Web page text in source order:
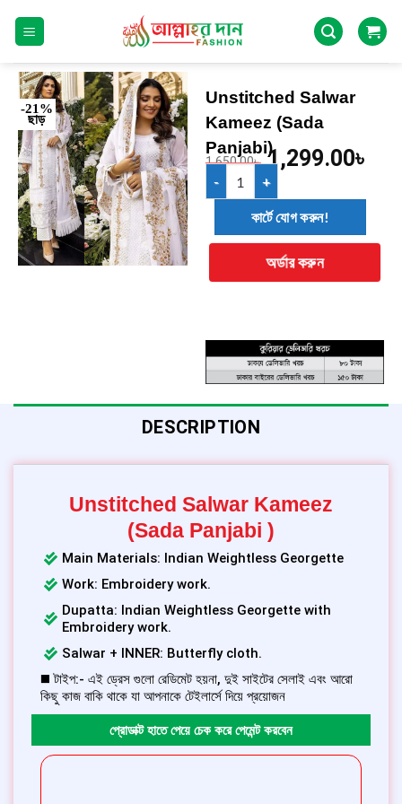
-21%
ছাড়
Unstitched Salwar
Kameez (Sada
Panjabi)
1,650.00৳ 1,299.00৳
কার্টে যোগ করুন!
অর্ডার করুন
DESCRIPTION
Unstitched Salwar Kameez
(Sada Panjabi )
Main Materials: Indian Weightless Georgette
Work: Embroidery work.
Dupatta: Indian Weightless Georgette with
Embroidery work.
Salwar + INNER: Butterfly cloth.
◼️ টাইপ:- এই ড্রেস গুলো রেডিমেট হয়না, দুই সাইটের সেলাই এবং আরো
কিছু কাজ বাকি থাকে যা আপনাকে টেইলার্সে দিয়ে প্রয়োজন
প্রোডাক্ট হাতে পেয়ে চেক করে পেমেন্ট করবেন